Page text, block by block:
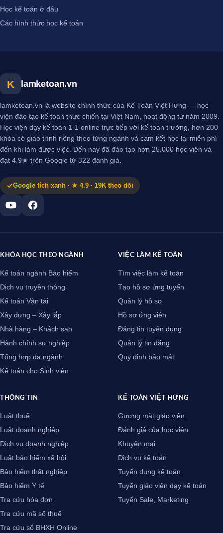
Học kế toán ở đâu
Các hình thức học kế toán
K lamketoan.vn
lamketoan.vn là website chính thức của Kế Toán Việt Hưng — học
viện đào tạo kế toán thực chiến tại Việt Nam, hoạt động từ năm 2009.
Học viện dạy kế toán 1-1 online trực tiếp với kế toán trưởng, hơn 200
khóa có giáo trình riêng theo từng ngành và cam kết học lại miễn phí
đến khi làm được việc. Đến nay đã đào tạo hơn 25.000 học viên và
đạt 4.9★ trên Google từ 322 đánh giá.
Google tích xanh · ★ 4.9 · 19K theo dõi
KHÓA HỌC THEO NGÀNH
Kế toán ngành Bảo hiểm
Dịch vụ truyền thông
Kế toán Vận tải
Xây dựng – Xây lắp
Nhà hàng – Khách sạn
Hành chính sự nghiệp
Tổng hợp đa ngành
Kế toán cho Sinh viên
VIỆC LÀM KẾ TOÁN
Tìm việc làm kế toán
Tạo hồ sơ ứng tuyển
Quản lý hồ sơ
Hồ sơ ứng viên
Đăng tin tuyển dụng
Quản lý tin đăng
Quy định bảo mật
THÔNG TIN
Luật thuế
Luật doanh nghiệp
Dịch vụ doanh nghiệp
Luật bảo hiểm xã hội
Bảo hiểm thất nghiệp
Bảo hiểm Y tế
Tra cứu hóa đơn
Tra cứu mã số thuế
Tra cứu sổ BHXH Online
KẾ TOÁN VIỆT HƯNG
Gương mặt giáo viên
Đánh giá của học viên
Khuyến mại
Dịch vụ kế toán
Tuyển dụng kế toán
Tuyển giáo viên dạy kế toán
Tuyển Sale, Marketing